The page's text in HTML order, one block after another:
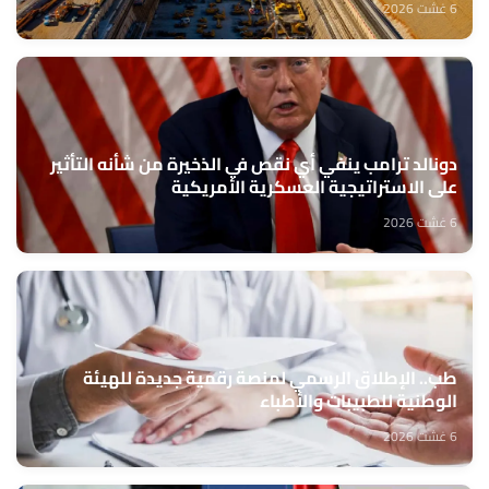
6 غشت 2026
دونالد ترامب ينفي أي نقص في الذخيرة من شأنه التأثير
على الاستراتيجية العسكرية الأمريكية
6 غشت 2026
طب.. الإطلاق الرسمي لمنصة رقمية جديدة للهيئة
الوطنية للطبيبات والأطباء
6 غشت 2026